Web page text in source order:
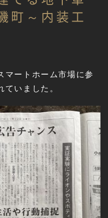
町～内装工
マートホーム市場に参
ていました。